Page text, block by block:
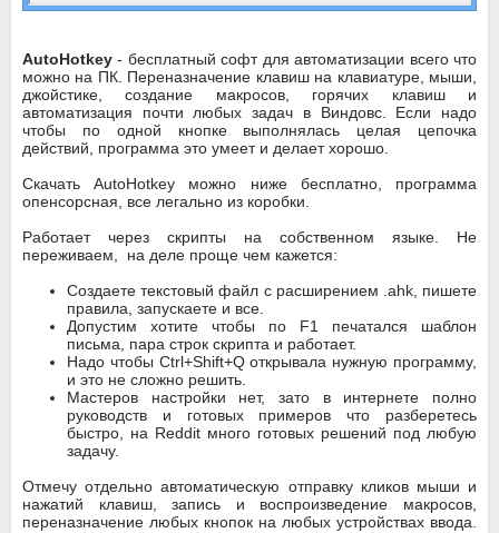
AutoHotkey - бесплатный софт для автоматизации всего что
можно на ПК. Переназначение клавиш на клавиатуре, мыши,
джойстике, создание макросов, горячих клавиш и
автоматизация почти любых задач в Виндовс. Если надо
чтобы по одной кнопке выполнялась целая цепочка
действий, программа это умеет и делает хорошо.
Скачать AutoHotkey можно ниже бесплатно, программа
опенсорсная, все легально из коробки.
Работает через скрипты на собственном языке. Не
переживаем, на деле проще чем кажется:
Создаете текстовый файл с расширением .ahk, пишете
правила, запускаете и все.
Допустим хотите чтобы по F1 печатался шаблон
письма, пара строк скрипта и работает.
Надо чтобы Ctrl+Shift+Q открывала нужную программу,
и это не сложно решить.
Мастеров настройки нет, зато в интернете полно
руководств и готовых примеров что разберетесь
быстро, на Reddit много готовых решений под любую
задачу.
Отмечу отдельно автоматическую отправку кликов мыши и
нажатий клавиш, запись и воспроизведение макросов,
переназначение любых кнопок на любых устройствах ввода.